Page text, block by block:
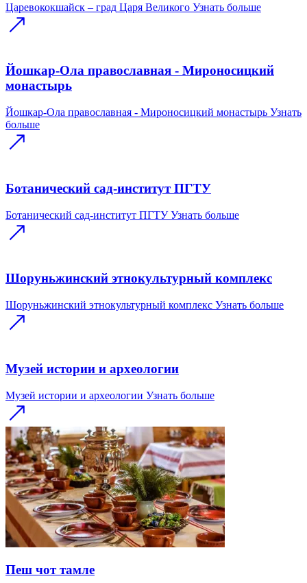
Царевококшайск – град Царя Великого Узнать больше
Йошкар-Ола православная - Мироносицкий
монастырь
Йошкар-Ола православная - Мироносицкий монастырь Узнать
больше
Ботанический сад-институт ПГТУ
Ботанический сад-институт ПГТУ Узнать больше
Шоруньжинский этнокультурный комплекс
Шоруньжинский этнокультурный комплекс Узнать больше
Музей истории и археологии
Музей истории и археологии Узнать больше
Пеш чот тамле